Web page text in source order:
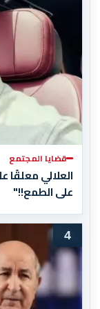
قضايا المجتمع
العلالي
على الطمع!!"
4